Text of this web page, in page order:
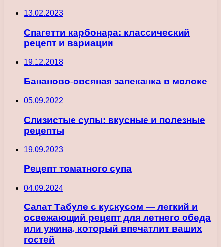
13.02.2023
Спагетти карбонара: классический
рецепт и вариации
19.12.2018
Бананово-овсяная запеканка в молоке
05.09.2022
Слизистые супы: вкусные и полезные
рецепты
19.09.2023
Рецепт томатного супа
04.09.2024
Салат Табуле с кускусом — легкий и
освежающий рецепт для летнего обеда
или ужина, который впечатлит ваших
гостей